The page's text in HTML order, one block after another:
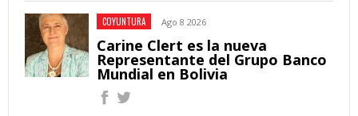
COYUNTURA Ago 8 2026
Carine Clert es la nueva
Representante del Grupo Banco
Mundial en Bolivia